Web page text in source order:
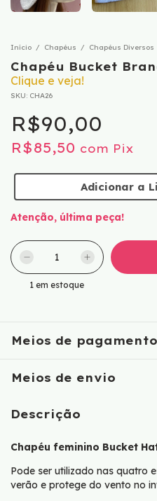
Início / Chapéus / Chapéus Diversos
Chapéu Bucket
Clique e veja!
SKU: CHA26
R$90,00
R$85,50 com Pix
Adicionar a
Atenção, última peça!
1 em estoque
Meios de pagamento
Meios de envio
Descrição
Chapéu feminino Bucket
Pode ser utilizado nas quatro
verão e protege do vento no